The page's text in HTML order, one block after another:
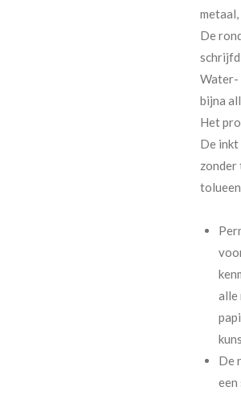
De
Water-
bijna
Het
De inkt
zonder
alle
De
een